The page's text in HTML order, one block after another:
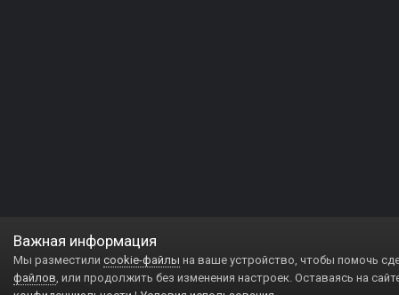
Важная информация
Мы разместили cookie-файлы на ваше устройство, чтобы помочь
файлов, или продолжить без изменения настроек. Оставаясь на